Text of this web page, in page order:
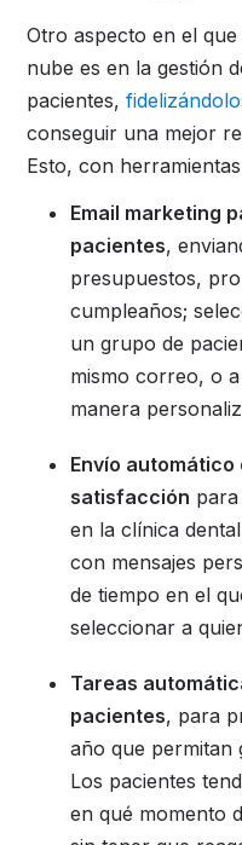
Otro aspecto en el
nube es en la gestión
pacientes,
conseguir una mejor
Esto, con
Email marketing
pacientes,
presupuestos,
cumpleaños;
un grupo de
mismo correo, o
manera
Envío
satisfacción
en la clínica
con mensajes
de tiempo en el
seleccionar a
Tareas
pacientes, para
año que permitan
Los pacientes
en qué momento